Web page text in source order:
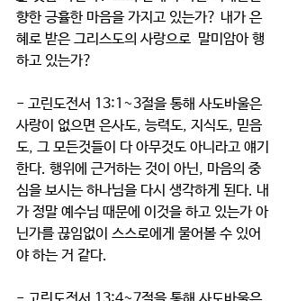
향한 긍휼한 마음을 가지고 있는가? 내가 은
혜로 받은 그리스도의 사랑으로  말미암아 행
하고 있는가?
- 고린도전서 13:1~3절을 통해 사도바울은
사랑이 없으면 은사도, 능력도, 지식도, 믿음
도, 그 모든것들이 다 아무것도 아니라고 얘기
한다. 행위에 근거하는 것이 아닌, 마음의 중
심을 보시는 하나님을 다시 생각하게 된다. 내
가 정말 예수님 때문에 이것을 하고 있는가 아
닌가를 끊임없이 스스로에게 물어볼 수 있어
야 하는 거 같다.